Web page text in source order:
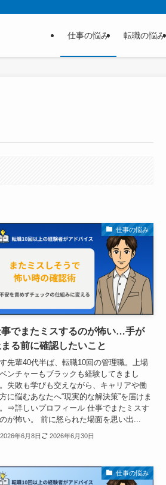
仕事の悩み 転職の悩み
仕事の悩み
でまたミスするのが怖い…手が
まる前に確認したいこと
先輩40代半ば、転職10回の管理職。上場
ンチャーもブラックも経験してきまし
失敗も学びも交えながら、キャリアや働
に悩むあなたへ“現実的な解決策”を届けま
⇒詳しいプロフィール 仕事でまたミスす
が怖い。 前に怒られた場面を思い出...
2026年6月8日 2026年6月30日
仕事の悩み